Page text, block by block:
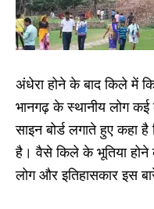
अंधेरा होने के बाद किले में
भानगढ़ के स्थानीय लोग
साइन बोर्ड लगाते हुए कहा
है। वैसे किले के भूतिया होने
लोग और इतिहासकार इस